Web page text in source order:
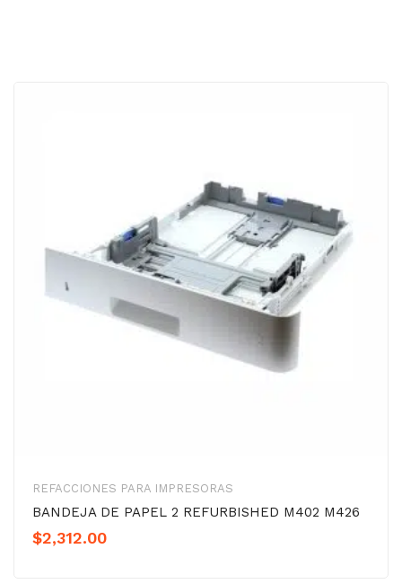
REFACCIONES PARA IMPRESORAS
BANDEJA DE PAPEL 2 REFURBISHED M402 M426
$2,312.00